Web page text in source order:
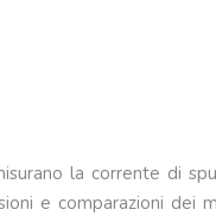
la corrente di
e comparazioni dei